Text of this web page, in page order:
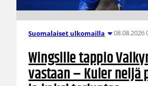
Suomalaiset ulkomailla 08.08.2026
Wingsille tappio
vastaan – Kuier neljä